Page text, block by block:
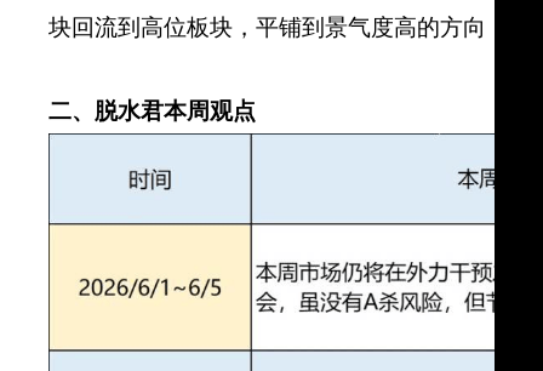
块回流到高位板块，平铺到景气度高的方向，本
二、脱水君本周观点